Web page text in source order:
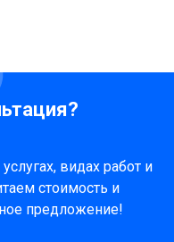
видах работ и
стоимость и
предложение!